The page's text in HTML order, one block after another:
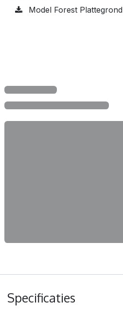
Model Forest Plattegrond
Specificaties